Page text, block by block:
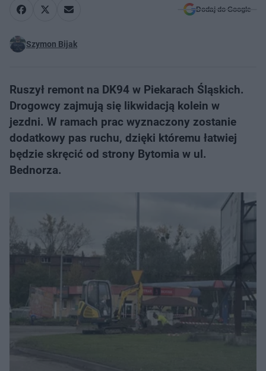
Dodaj do Google
Szymon Bijak
Ruszył remont na DK94 w Piekarach Śląskich.
Drogowcy zajmują się likwidacją kolein w
jezdni. W ramach prac wyznaczony zostanie
dodatkowy pas ruchu, dzięki któremu łatwiej
będzie skręcić od strony Bytomia w ul.
Bednorza.